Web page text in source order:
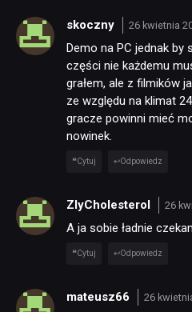
skoczny 26 kwietnia
Demo na PC jednak by
części nie każdemu
grałem, ale z filmików
ze względu na klimat
gracze powinni mieć
nowinek.
Cytuj Odpowiedz
ZlyCholesterol 26
A ja sobie ładnie
Cytuj Odpowiedz
mateusz66 26